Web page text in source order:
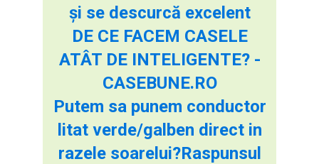
și se descurcă excelent
DE CE FACEM CASELE
ATÂT DE INTELIGENTE? -
CASEBUNE.RO
Putem sa punem conductor
litat verde/galben direct in
razele soarelui?Raspunsul